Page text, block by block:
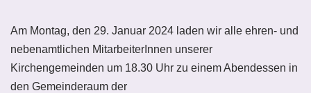
Am Montag, den 29. Januar 2024 laden wir alle ehren- und
nebenamtlichen MitarbeiterInnen unserer
Kirchengemeinden um 18.30 Uhr zu einem Abendessen in
den Gemeinderaum der